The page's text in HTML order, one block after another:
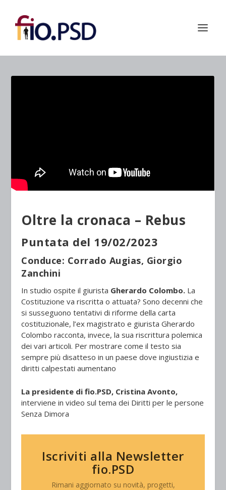
Oltre la cronaca – Rebus
Puntata del 19/02/2023
Conduce: Corrado Augias, Giorgio
Zanchini
In studio ospite il giurista Gherardo Colombo. La
Costituzione va riscritta o attuata? Sono decenni che
si susseguono tentativi di riforme della carta
costituzionale, l’ex magistrato e giurista Gherardo
Colombo racconta, invece, la sua riscrittura polemica
dei vari articoli. Per mostrare come il testo sia
sempre più disatteso in un paese dove ingiustizia e
diritti calpestati aumentano
La presidente di fio.PSD, Cristina Avonto,
interviene in video sul tema dei Diritti per le persone
Senza Dimora
Iscriviti alla Newsletter
fio.PSD
Rimani aggiornato su novità, progetti,